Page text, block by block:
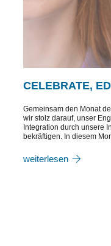
CELEBRATE,
Gemeinsam den Monat
wir stolz darauf, unser
Integration durch unsere
bekräftigen. In diesem
weiterlesen